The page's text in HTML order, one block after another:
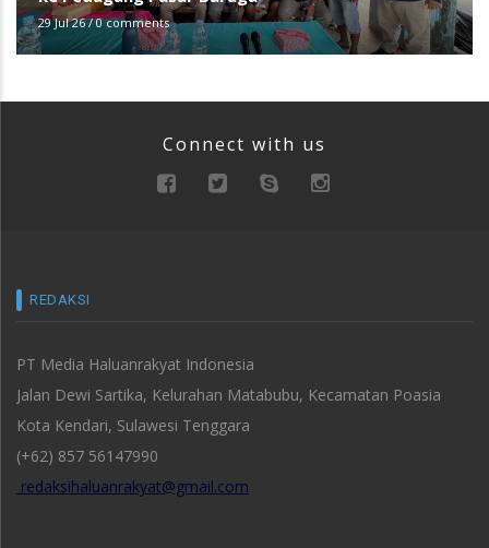
29 Jul 26/0 comments
Connect with us
REDAKSI
PT Media Haluanrakyat Indonesia
Jalan Dewi Sartika, Kelurahan Matabubu, Kecamatan Poasia
Kota Kendari, Sulawesi Tenggara
(+62) 857 56147990
redaksihaluanrakyat@gmail.com